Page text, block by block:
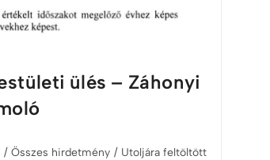
ülés – Záhonyi
/ Összes hirdetmény / Utoljára feltöltött